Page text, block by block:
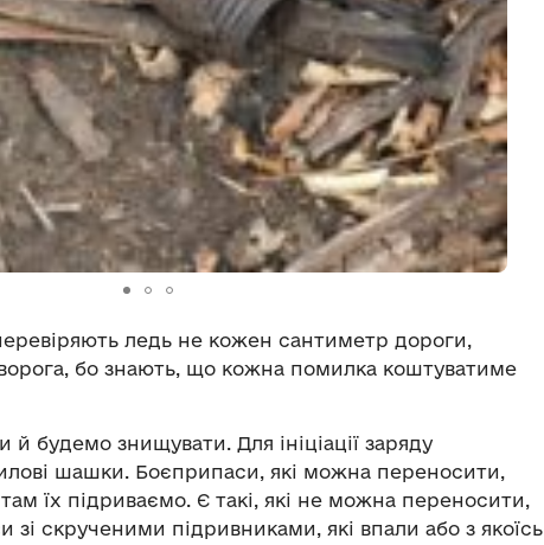
ледь не кожен сантиметр дороги,
бо знають, що кожна помилка коштуватиме
й будемо знищувати. Для ініціації заряду
шашки. Боєприпаси, які можна переносити,
їх підриваємо. Є такі, які не можна переносити,
зі скрученими підривниками, які впали або з якоїсь